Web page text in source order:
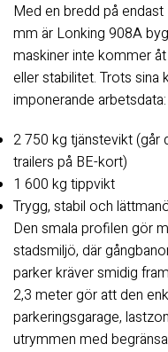
Med en bredd på
mm är Lonking 908A
maskiner inte kommer
eller stabilitet. Trots
imponerande arbetsdata:
2 750 kg tjänstevikt
trailers på BE-kort)
1 600 kg tippvikt
Trygg, stabil och
Den smala profilen gör
stadsmiljö, där
parker kräver smidig
2,3 meter gör att den
parkeringsgarage,
utrymmen med